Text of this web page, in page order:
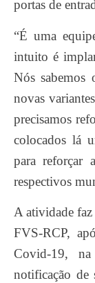
portas de
“É uma equipe com bastante representatividade. O
intuito é
Nós sabemos
novas
precisamos
colocados lá
para reforçar
respectivos
A atividade faz parte do plano de ação elaborado pela
FVS-RCP,
Covid-19, na
notificação de